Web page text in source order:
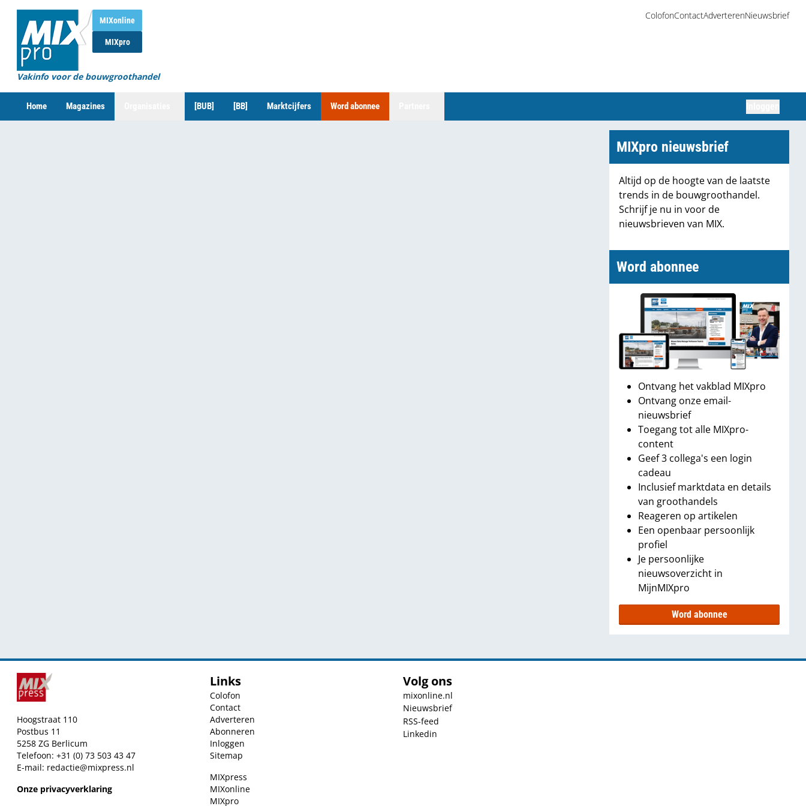
MIXonline
MIXpro
Vakinfo voor de bouwgroothandel
ColofonContactAdverterenNieuwsbrief
Home Magazines [BUB] [BB] Marktcijfers Word abonnee
MIXpro nieuwsbrief
Altijd op de hoogte van de laatste
trends in de bouwgroothandel.
Schrijf je nu in voor de
nieuwsbrieven van MIX.
Word abonnee
Ontvang het vakblad MIXpro
Ontvang onze email-
nieuwsbrief
Toegang tot alle MIXpro-
content
Geef 3 collega's een login
cadeau
Inclusief marktdata en details
van groothandels
Reageren op artikelen
Een openbaar persoonlijk
profiel
Je persoonlijke
nieuwsoverzicht in
MijnMIXpro
Word abonnee
Hoogstraat 110
Postbus 11
5258 ZG Berlicum
Telefoon: +31 (0) 73 503 43 47
E-mail: redactie@mixpress.nl
Onze privacyverklaring
Links
Colofon
Contact
Adverteren
Abonneren
Inloggen
Sitemap
MIXpress
MIXonline
MIXpro
Volg ons
mixonline.nl
Nieuwsbrief
RSS-feed
Linkedin